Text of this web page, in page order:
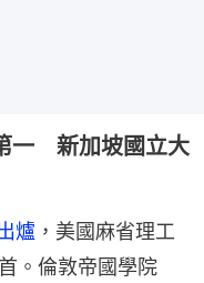
一 新加坡國立大
爐 ，美國麻省理工
。倫敦帝國學院